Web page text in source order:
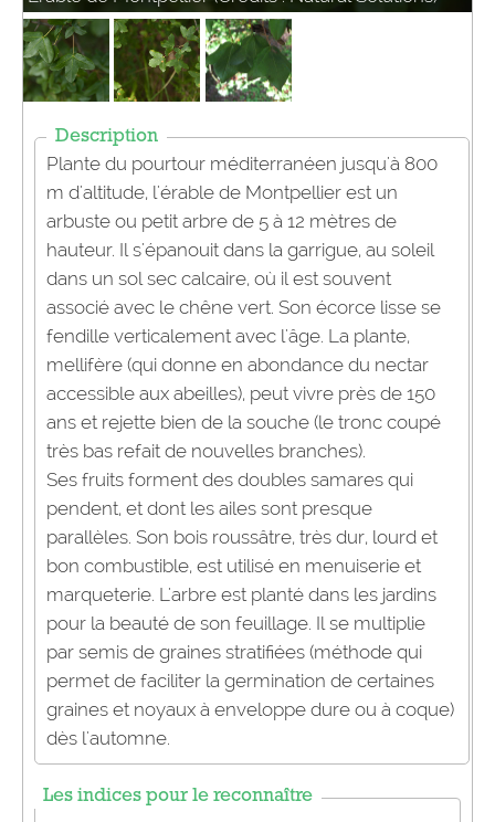
Description
Plante du pourtour méditerranéen jusqu'à 800
m d'altitude, l'érable de Montpellier est un
arbuste ou petit arbre de 5 à 12 mètres de
hauteur. Il s'épanouit dans la garrigue, au soleil
dans un sol sec calcaire, où il est souvent
associé avec le chêne vert. Son écorce lisse se
fendille verticalement avec l'âge. La plante,
mellifère (qui donne en abondance du nectar
accessible aux abeilles), peut vivre près de 150
ans et rejette bien de la souche (le tronc coupé
très bas refait de nouvelles branches).
Ses fruits forment des doubles samares qui
pendent, et dont les ailes sont presque
parallèles. Son bois roussâtre, très dur, lourd et
bon combustible, est utilisé en menuiserie et
marqueterie. L'arbre est planté dans les jardins
pour la beauté de son feuillage. Il se multiplie
par semis de graines stratifiées (méthode qui
permet de faciliter la germination de certaines
graines et noyaux à enveloppe dure ou à coque)
dès l'automne.
Les indices pour le reconnaître